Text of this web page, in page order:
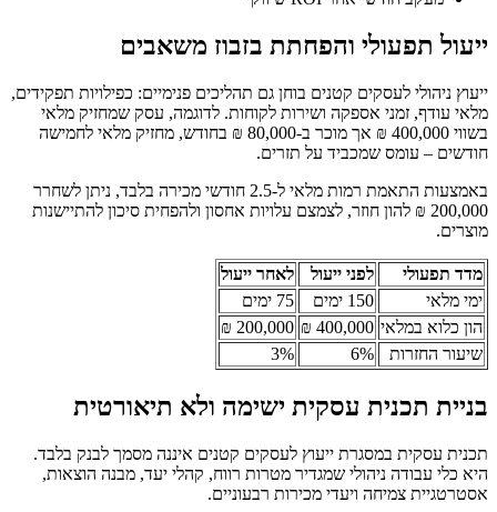
ייעול תפעולי והפחתת בזבוז משאבים
ייעוץ ניהולי לעסקים קטנים בוחן גם תהליכים פנימיים: כפילויות תפקידים,
מלאי עודף, זמני אספקה ושירות לקוחות. לדוגמה, עסק שמחזיק מלאי
בשווי 400,000 ₪ אך מוכר ב-80,000 ₪ בחודש, מחזיק מלאי לחמישה
חודשים – עומס שמכביד על תזרים.
באמצעות התאמת רמות מלאי ל-2.5 חודשי מכירה בלבד, ניתן לשחרר
200,000 ₪ להון חוזר, לצמצם עלויות אחסון ולהפחית סיכון להתיישנות
מוצרים.
מדד תפעולי לפני ייעול
לאחר ייעול
ימי מלאי
150 ימים
75 ימים
הון כלוא במלאי 400,000 ₪
200,000 ₪
שיעור החזרות
6%
3%
בניית תכנית עסקית ישימה ולא תיאורטית
תכנית עסקית במסגרת ייעוץ לעסקים קטנים איננה מסמך לבנק בלבד.
היא כלי עבודה ניהולי שמגדיר מטרות רווח, קהלי יעד, מבנה הוצאות,
אסטרטגיית צמיחה ויעדי מכירות רבעוניים.